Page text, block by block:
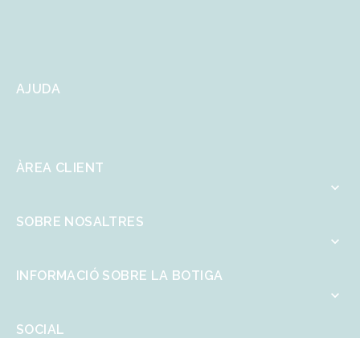
AJUDA
ÀREA CLIENT

SOBRE NOSALTRES

INFORMACIÓ SOBRE LA BOTIGA

SOCIAL